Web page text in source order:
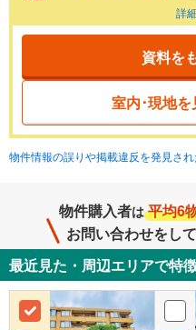
詳
資料を
室内･現地を
物件情報の誤りや掲載違反を発見さ
物件購入者は 平均6
お問い合わせをし
最近見た・周辺エリアで特